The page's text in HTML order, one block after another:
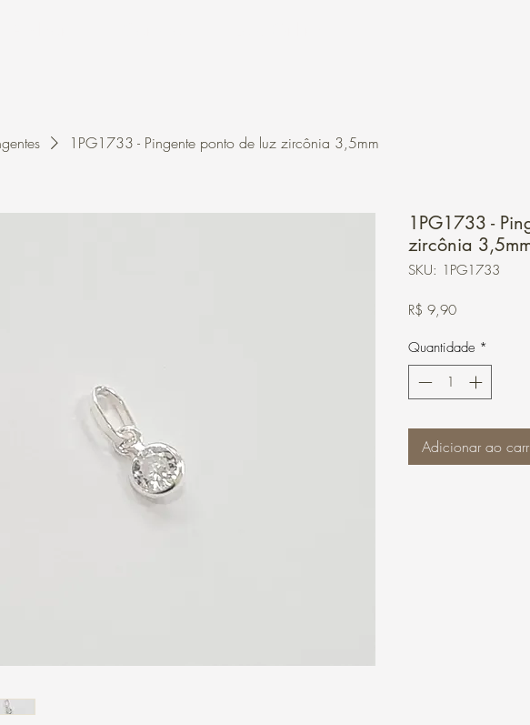
1PG1733 - Pingente ponto de luz zircônia 3,5mm
1PG1733 -
zircônia
SKU: 1PG1733
R$ 9,90Preço
Quantidade *
Adicionar ao